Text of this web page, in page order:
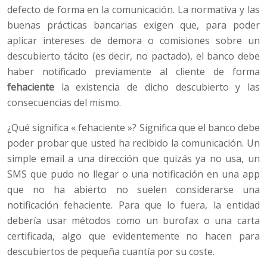
defecto de forma en la comunicación. La normativa y las
buenas prácticas bancarias exigen que, para poder
aplicar intereses de demora o comisiones sobre un
descubierto tácito (es decir, no pactado), el banco debe
haber notificado previamente al cliente de forma
fehaciente la existencia de dicho descubierto y las
consecuencias del mismo.
¿Qué significa « fehaciente »? Significa que el banco debe
poder probar que usted ha recibido la comunicación. Un
simple email a una dirección que quizás ya no usa, un
SMS que pudo no llegar o una notificación en una app
que no ha abierto no suelen considerarse una
notificación fehaciente. Para que lo fuera, la entidad
debería usar métodos como un burofax o una carta
certificada, algo que evidentemente no hacen para
descubiertos de pequeña cuantía por su coste.